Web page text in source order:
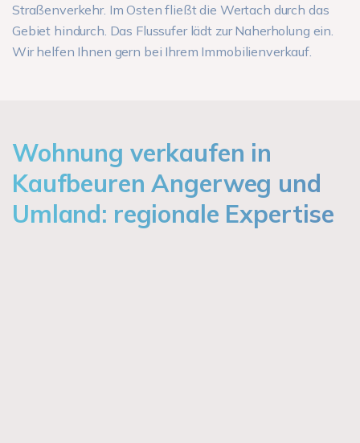
Straßenverkehr. Im Osten fließt die Wertach durch das
Gebiet hindurch. Das Flussufer lädt zur Naherholung ein.
Wir helfen Ihnen gern bei Ihrem Immobilienverkauf.
Wohnung verkaufen in
Kaufbeuren Angerweg und
Umland: regionale Expertise